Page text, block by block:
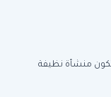
منشأة نظيفة